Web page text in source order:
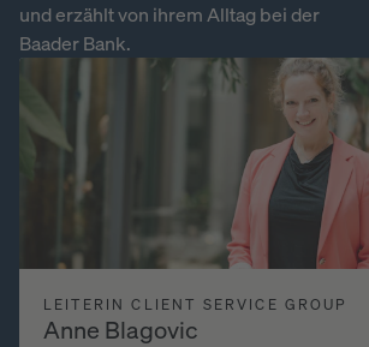
und erzählt von ihrem Alltag bei der
Baader Bank.
LEITERIN CLIENT SERVICE GROUP
Anne Blagovic